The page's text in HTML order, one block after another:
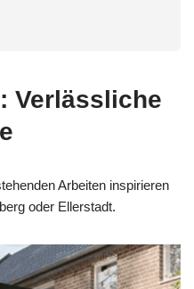
Verlässliche
Arbeiten inspirieren
oder Ellerstadt.